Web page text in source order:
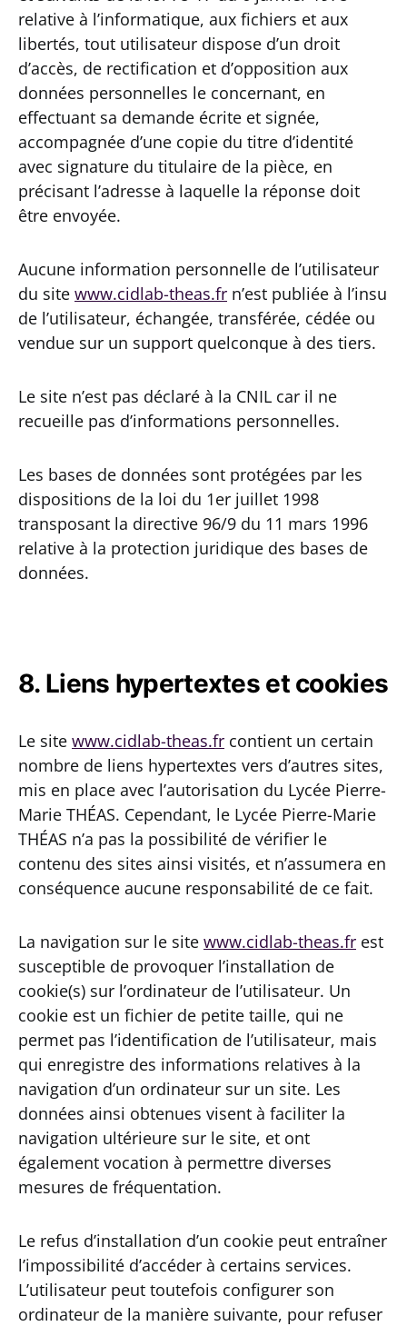
relative à l’informatique, aux fichiers et aux
libertés, tout utilisateur dispose d’un droit
d’accès, de rectification et d’opposition aux
données personnelles le concernant, en
effectuant sa demande écrite et signée,
accompagnée d’une copie du titre d’identité
avec signature du titulaire de la pièce, en
précisant l’adresse à laquelle la réponse doit
être envoyée.
Aucune information personnelle de l’utilisateur
du site www.cidlab-theas.fr n’est publiée à l’insu
de l’utilisateur, échangée, transférée, cédée ou
vendue sur un support quelconque à des tiers.
Le site n’est pas déclaré à la CNIL car il ne
recueille pas d’informations personnelles.
Les bases de données sont protégées par les
dispositions de la loi du 1er juillet 1998
transposant la directive 96/9 du 11 mars 1996
relative à la protection juridique des bases de
données.
8. Liens hypertextes et cookies
Le site www.cidlab-theas.fr contient un certain
nombre de liens hypertextes vers d’autres sites,
mis en place avec l’autorisation du Lycée Pierre-
Marie THÉAS. Cependant, le Lycée Pierre-Marie
THÉAS n’a pas la possibilité de vérifier le
contenu des sites ainsi visités, et n’assumera en
conséquence aucune responsabilité de ce fait.
La navigation sur le site www.cidlab-theas.fr est
susceptible de provoquer l’installation de
cookie(s) sur l’ordinateur de l’utilisateur. Un
cookie est un fichier de petite taille, qui ne
permet pas l’identification de l’utilisateur, mais
qui enregistre des informations relatives à la
navigation d’un ordinateur sur un site. Les
données ainsi obtenues visent à faciliter la
navigation ultérieure sur le site, et ont
également vocation à permettre diverses
mesures de fréquentation.
Le refus d’installation d’un cookie peut entraîner
l’impossibilité d’accéder à certains services.
L’utilisateur peut toutefois configurer son
ordinateur de la manière suivante, pour refuser